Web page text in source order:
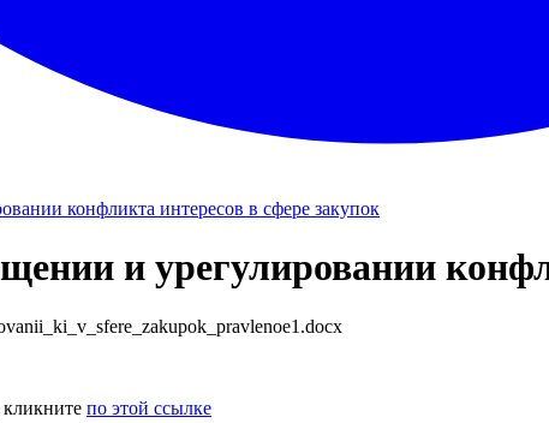
конфликта интересов в сфере закупок
и урегулировании
кликните по этой ссылке